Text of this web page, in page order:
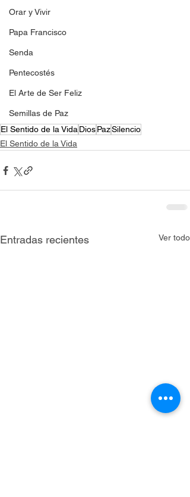
Orar y Vivir
Papa Francisco
Senda
Pentecostés
El Arte de Ser Feliz
Semillas de Paz
El Sentido de la VidaDiosPazSilencio
El Sentido de la Vida
Entradas recientes Ver todo